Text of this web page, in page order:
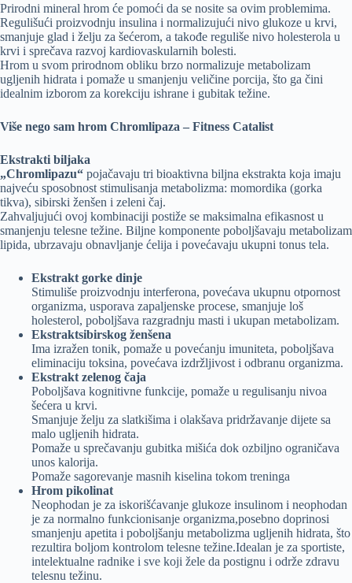
Prirodni mineral hrom će pomoći da se nosite sa ovim problemima.
Regulišući proizvodnju insulina i normalizujući nivo glukoze u krvi,
smanjuje glad i želju za šećerom, a takođe reguliše nivo holesterola u
krvi i sprečava razvoj kardiovaskularnih bolesti.
Hrom u svom prirodnom obliku brzo normalizuje metabolizam
ugljenih hidrata i pomaže u smanjenju veličine porcija, što ga čini
idealnim izborom za korekciju ishrane i gubitak težine.
Više nego sam hrom Chromlipaza – Fitness Catalist
Ekstrakti biljaka
„Chromlipazu“ pojačavaju tri bioaktivna biljna ekstrakta koja imaju
najveću sposobnost stimulisanja metabolizma: momordika (gorka
tikva), sibirski ženšen i zeleni čaj.
Zahvaljujući ovoj kombinaciji postiže se maksimalna efikasnost u
smanjenju telesne težine. Biljne komponente poboljšavaju metabolizam
lipida, ubrzavaju obnavljanje ćelija i povećavaju ukupni tonus tela.
Ekstrakt gorke dinje
Stimuliše proizvodnju interferona, povećava ukupnu otpornost
organizma, usporava zapaljenske procese, smanjuje loš
holesterol, poboljšava razgradnju masti i ukupan metabolizam.
Ekstraktsibirskog ženšena
Ima izražen tonik, pomaže u povećanju imuniteta, poboljšava
eliminaciju toksina, povećava izdržljivost i odbranu organizma.
Ekstrakt zelenog čaja
Poboljšava kognitivne funkcije, pomaže u regulisanju nivoa
šećera u krvi.
Smanjuje želju za slatkišima i olakšava pridržavanje dijete sa
malo ugljenih hidrata.
Pomaže u sprečavanju gubitka mišića dok ozbiljno ograničava
unos kalorija.
Pomaže sagorevanje masnih kiselina tokom treninga
Hrom pikolinat
Neophodan je za iskorišćavanje glukoze insulinom i neophodan
je za normalno funkcionisanje organizma,posebno doprinosi
smanjenju apetita i poboljšanju metabolizma ugljenih hidrata, što
rezultira boljom kontrolom telesne težine.Idealan je za sportiste,
intelektualne radnike i sve koji žele da postignu i održe zdravu
telesnu težinu.